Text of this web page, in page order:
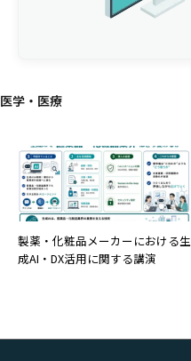
医学・医療
製薬・化粧品メーカーにおける生
成AI・DX活用に関する講演